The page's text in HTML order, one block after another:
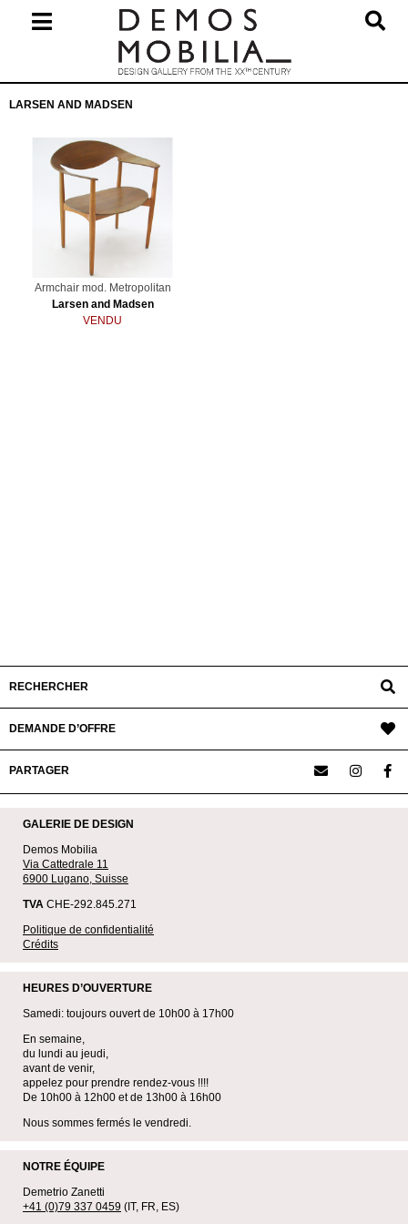
Navigation
LARSEN AND MADSEN
Armchair mod. Metropolitan
Larsen and Madsen
VENDU
RECHERCHER
DEMANDE D’OFFRE
PARTAGER
GALERIE DE DESIGN
Demos Mobilia
Via Cattedrale 11
6900 Lugano, Suisse
TVA CHE-292.845.271
Politique de confidentialité
Crédits
HEURES D’OUVERTURE
Samedi: toujours ouvert de 10h00 à 17h00
En semaine,
du lundi au jeudi,
avant de venir,
appelez pour prendre rendez-vous !!!!
De 10h00 à 12h00 et de 13h00 à 16h00
Nous sommes fermés le vendredi.
NOTRE ÉQUIPE
Demetrio Zanetti
+41 (0)79 337 0459 (IT, FR, ES)